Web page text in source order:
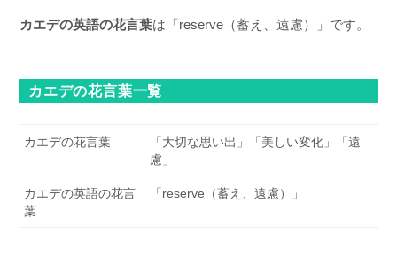
カエデの英語の花言葉は「reserve（蓄え、遠慮）」です。
カエデの花言葉一覧
カエデの花言葉
「大切な思い出」「美しい変化」「遠
慮」
カエデの英語の花言
葉
「reserve（蓄え、遠慮）」